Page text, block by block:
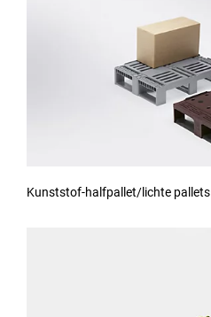
Kunststof-halfpallet/lichte pallets